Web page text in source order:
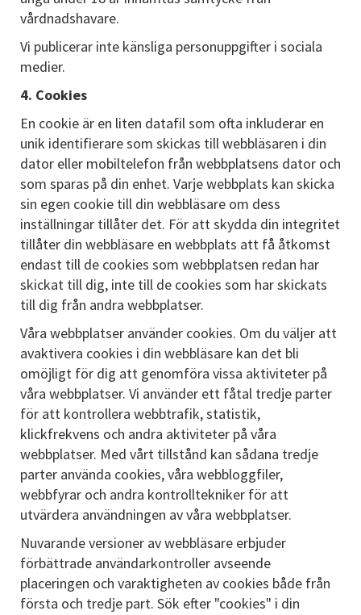
vårdnadshavare.
Vi publicerar inte känsliga personuppgifter i sociala
medier.
4. Cookies
En cookie är en liten datafil som ofta inkluderar en
unik identifierare som skickas till webbläsaren i din
dator eller mobiltelefon från webbplatsens dator och
som sparas på din enhet. Varje webbplats kan skicka
sin egen cookie till din webbläsare om dess
inställningar tillåter det. För att skydda din integritet
tillåter din webbläsare en webbplats att få åtkomst
endast till de cookies som webbplatsen redan har
skickat till dig, inte till de cookies som har skickats
till dig från andra webbplatser.
Våra webbplatser använder cookies. Om du väljer att
avaktivera cookies i din webbläsare kan det bli
omöjligt för dig att genomföra vissa aktiviteter på
våra webbplatser. Vi använder ett fåtal tredje parter
för att kontrollera webbtrafik, statistik,
klickfrekvens och andra aktiviteter på våra
webbplatser. Med vårt tillstånd kan sådana tredje
parter använda cookies, våra webbloggfiler,
webbfyrar och andra kontrolltekniker för att
utvärdera användningen av våra webbplatser.
Nuvarande versioner av webbläsare erbjuder
förbättrade användarkontroller avseende
placeringen och varaktigheten av cookies både från
första och tredje part. Sök efter "cookies" i din